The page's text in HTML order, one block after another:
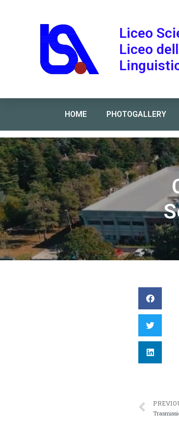
Liceo
Liceo
HOME PHOTOGALLERY
Home»I: Elezioni CSPI del 7